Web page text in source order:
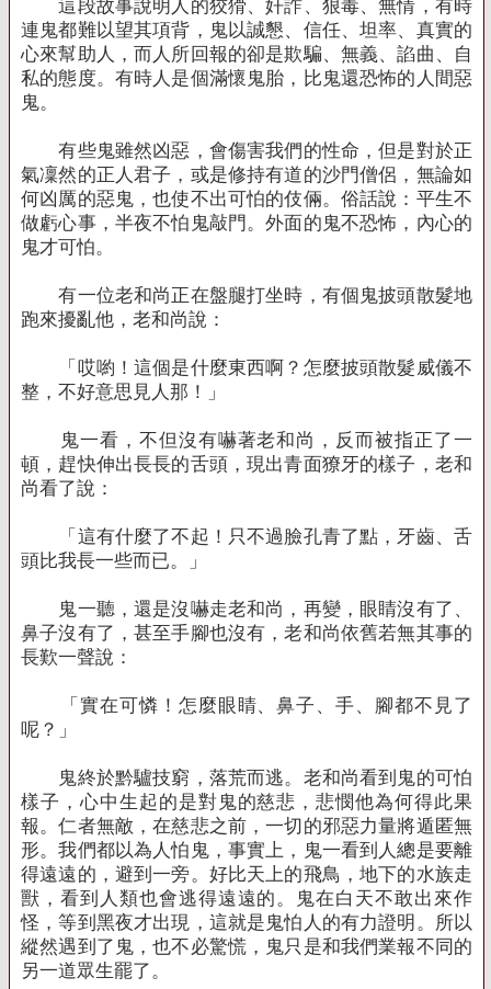
這段故事說明人的狡猾、奸詐、狠毒、無情，有時
連鬼都難以望其項背，鬼以誠懇、信任、坦率、真實的
心來幫助人，而人所回報的卻是欺騙、無義、諂曲、自
私的態度。有時人是個滿懷鬼胎，比鬼還恐怖的人間惡
鬼。
有些鬼雖然凶惡，會傷害我們的性命，但是對於正
氣凜然的正人君子，或是修持有道的沙門僧侶，無論如
何凶厲的惡鬼，也使不出可怕的伎倆。俗話說：平生不
做虧心事，半夜不怕鬼敲門。外面的鬼不恐怖，內心的
鬼才可怕。
有一位老和尚正在盤腿打坐時，有個鬼披頭散髮地
跑來擾亂他，老和尚說：
「哎喲！這個是什麼東西啊？怎麼披頭散髮威儀不
整，不好意思見人那！」
鬼一看，不但沒有嚇著老和尚，反而被指正了一
頓，趕快伸出長長的舌頭，現出青面獠牙的樣子，老和
尚看了說：
「這有什麼了不起！只不過臉孔青了點，牙齒、舌
頭比我長一些而已。」
鬼一聽，還是沒嚇走老和尚，再變，眼睛沒有了、
鼻子沒有了，甚至手腳也沒有，老和尚依舊若無其事的
長歎一聲說：
「實在可憐！怎麼眼睛、鼻子、手、腳都不見了
呢？」
鬼終於黔驢技窮，落荒而逃。老和尚看到鬼的可怕
樣子，心中生起的是對鬼的慈悲，悲憫他為何得此果
報。仁者無敵，在慈悲之前，一切的邪惡力量將遁匿無
形。我們都以為人怕鬼，事實上，鬼一看到人總是要離
得遠遠的，避到一旁。好比天上的飛鳥，地下的水族走
獸，看到人類也會逃得遠遠的。鬼在白天不敢出來作
怪，等到黑夜才出現，這就是鬼怕人的有力證明。所以
縱然遇到了鬼，也不必驚慌，鬼只是和我們業報不同的
另一道眾生罷了。